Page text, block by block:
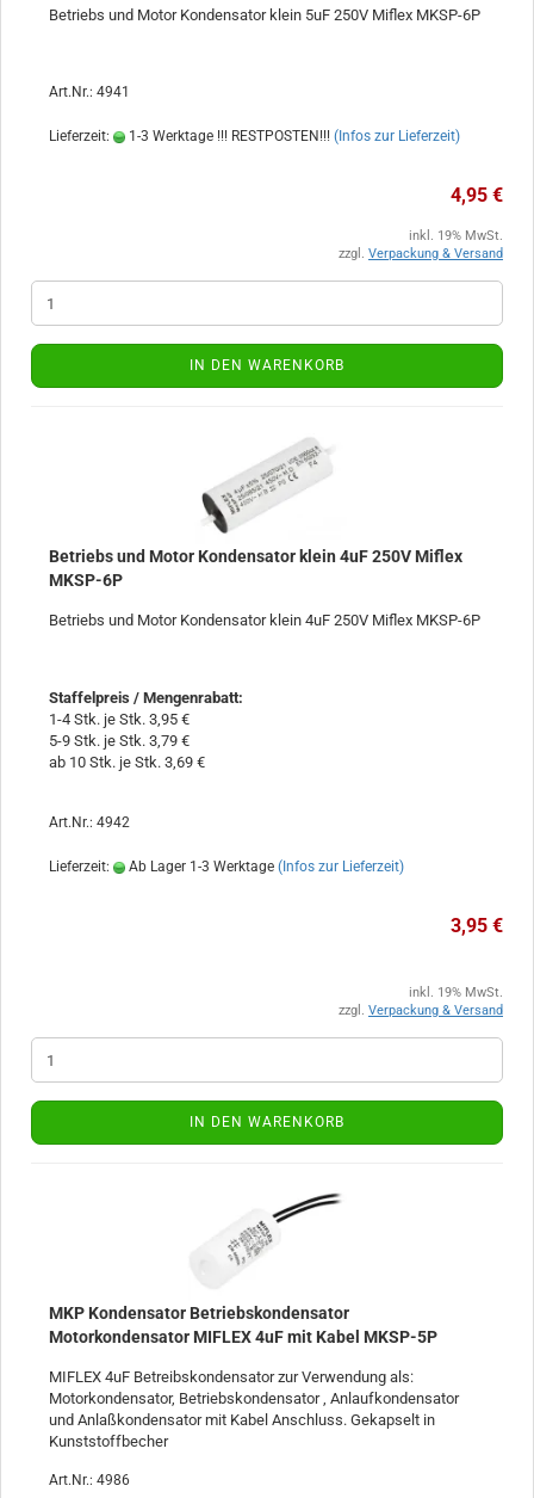
Betriebs und Motor Kondensator klein 5uF 250V Miflex MKSP-6P
Art.Nr.: 4941
Lieferzeit: 1-3 Werktage !!! RESTPOSTEN!!! (Infos zur Lieferzeit)
4,95 €
inkl. 19% MwSt.
zzgl. Verpackung & Versand
IN DEN WARENKORB
Betriebs und Motor Kondensator klein 4uF 250V Miflex
MKSP-6P
Betriebs und Motor Kondensator klein 4uF 250V Miflex MKSP-6P
Staffelpreis / Mengenrabatt:
1-4 Stk. je Stk. 3,95 €
5-9 Stk. je Stk. 3,79 €
ab 10 Stk. je Stk. 3,69 €
Art.Nr.: 4942
Lieferzeit: Ab Lager 1-3 Werktage (Infos zur Lieferzeit)
3,95 €
inkl. 19% MwSt.
zzgl. Verpackung & Versand
IN DEN WARENKORB
MKP Kondensator Betriebskondensator
Motorkondensator MIFLEX 4uF mit Kabel MKSP-5P
MIFLEX 4uF Betreibskondensator zur Verwendung als:
Motorkondensator, Betriebskondensator , Anlaufkondensator
und Anlaßkondensator mit Kabel Anschluss. Gekapselt in
Kunststoffbecher
Art.Nr.: 4986